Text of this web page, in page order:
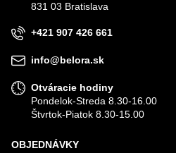
831 03 Bratislava
+421 907 426 661
info@belora.sk
Otváracie hodiny
Pondelok-Streda 8.30-16.00
Štvrtok-Piatok 8.30-15.00
OBJEDNÁVKY